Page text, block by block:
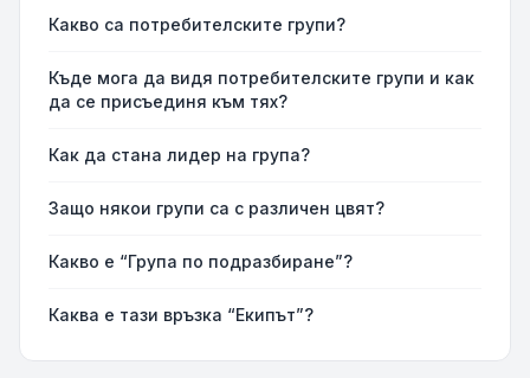
Какво са потребителските групи?
Къде мога да видя потребителските групи и как
да се присъединя към тях?
Как да стана лидер на група?
Защо някои групи са с различен цвят?
Какво е “Група по подразбиране”?
Каква е тази връзка “Екипът”?